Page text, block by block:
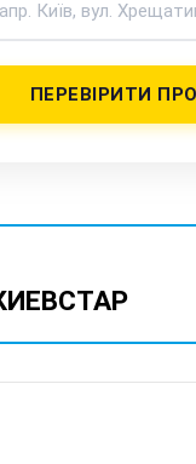
ПЕРЕВІРИТИ